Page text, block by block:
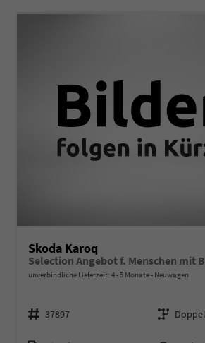
Skoda Karoq
unverbindliche Lieferzeit: 4 - 5 Monate Neuwagen
Fahrzeugnr.
37897
Getriebe
Kraftstoff